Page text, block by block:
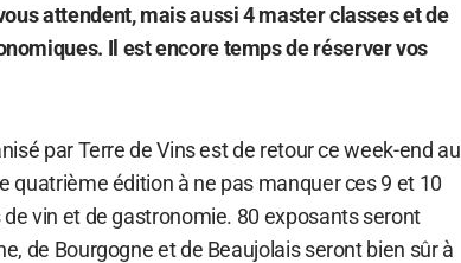
attendent, mais aussi 4 master classes et de
Il est encore temps de réserver vos
par Terre de Vins est de retour ce week-end au
quatrième édition à ne pas manquer ces 9 et 10
vin et de gastronomie. 80 exposants seront
de Bourgogne et de Beaujolais seront bien sûr à